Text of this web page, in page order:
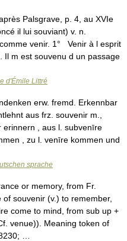
Palsgrave, p. 4, au XVIe
il lui souviant) v. n.
venir. 1° Venir à l esprit
Il m est souvenu d un passage
d'Émile Littré
erw. fremd. Erkennbar
aus frz. souvenir m.,
erinnern , aus l. subvenīre
, zu l. venīre kommen und
sprache
or memory, from Fr.
souvenir (v.) to remember,
come to mind, from sub up +
venue)). Meaning token of
…